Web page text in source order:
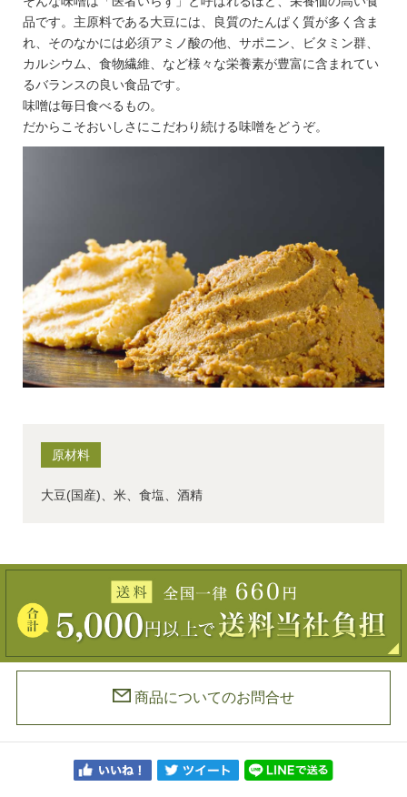
品です。主原料である大豆には、良質のたんぱく質が多く含ま
れ、そのなかには必須アミノ酸の他、サポニン、ビタミン群、
カルシウム、食物繊維、など様々な栄養素が豊富に含まれてい
るバランスの良い食品です。
味噌は毎日食べるもの。
だからこそおいしさにこだわり続ける味噌をどうぞ。
原材料
大豆(国産)、米、食塩、酒精
商品についてのお問合せ